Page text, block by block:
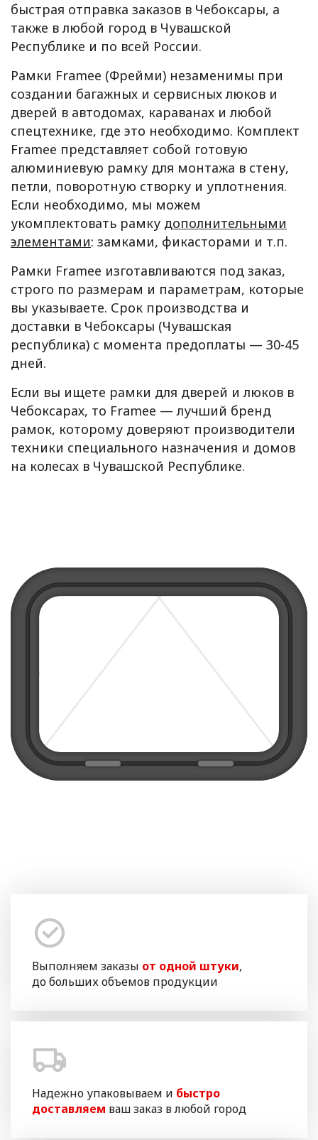
быстрая отправка заказов в Чебоксары, а
также в любой город в Чувашской
Республике и по всей России.
Рамки Framee (Фрейми) незаменимы при
создании багажных и сервисных люков и
дверей в автодомах, караванах и любой
спецтехнике, где это необходимо. Комплект
Framee представляет собой готовую
алюминиевую рамку для монтажа в стену,
петли, поворотную створку и уплотнения.
Если необходимо, мы можем
укомплектовать рамку дополнительными
элементами: замками, фикасторами и т.п.
Рамки Framee изготавливаются под заказ,
строго по размерам и параметрам, которые
вы указываете. Срок производства и
доставки в Чебоксары (Чувашская
республика) с момента предоплаты — 30-45
дней.
Если вы ищете рамки для дверей и люков в
Чебоксарах, то Framee — лучший бренд
рамок, которому доверяют производители
техники специального назначения и домов
на колесах в Чувашской Республике.
Выполняем заказы от одной штуки,
до больших объемов продукции
Надежно упаковываем и быстро
доставляем ваш заказ в любой город